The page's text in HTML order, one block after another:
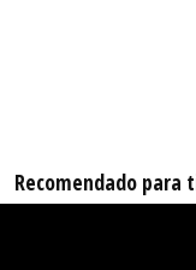
Recomendado para